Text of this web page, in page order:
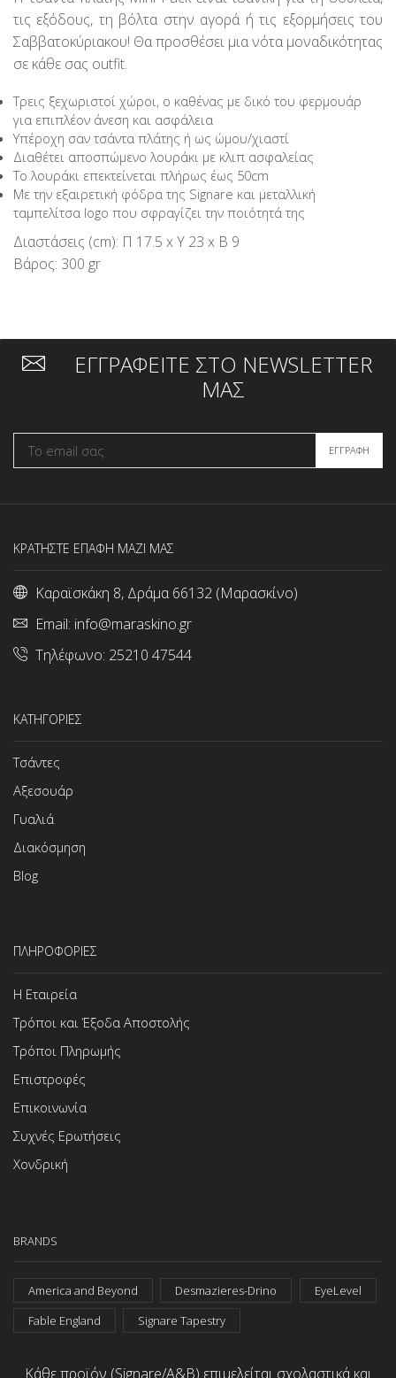
τις εξόδους, τη βόλτα στην αγορά ή τις εξορμήσεις του
Σαββατοκύριακου! Θα προσθέσει μια νότα μοναδικότητας
σε κάθε σας outfit.
Τρεις ξεχωριστοί χώροι, ο καθένας με δικό του φερμουάρ
για επιπλέον άνεση και ασφάλεια
Υπέροχη σαν τσάντα πλάτης ή ως ώμου/χιαστί
Διαθέτει αποσπώμενο λουράκι με κλιπ ασφαλείας
Το λουράκι επεκτείνεται πλήρως έως 50cm
Με την εξαιρετική φόδρα της Signare και μεταλλική
ταμπελίτσα logo που σφραγίζει την ποιότητά της
Διαστάσεις (cm): Π 17.5 x Υ 23 x Β 9
Βάρος: 300 gr
ΕΓΓΡΑΦΕΙΤΕ ΣΤΟ NEWSLETTER
ΜΑΣ
ΚΡΑΤΗΣΤΕ ΕΠΑΦΗ ΜΑΖΙ ΜΑΣ
Καραϊσκάκη 8, Δράμα 66132 (Μαρασκίνο)
Email: info@maraskino.gr
Τηλέφωνο: 25210 47544
ΚΑΤΗΓΟΡΙΕΣ
Τσάντες
Αξεσουάρ
Γυαλιά
Διακόσμηση
Blog
ΠΛΗΡΟΦΟΡΙΕΣ
Η Εταιρεία
Τρόποι και Έξοδα Αποστολής
Τρόποι Πληρωμής
Επιστροφές
Επικοινωνία
Συχνές Ερωτήσεις
Χονδρική
BRANDS
America and Beyond Desmazieres-Drino
EyeLevel
Fable England
Signare Tapestry
Κάθε προϊόν (Signare/A&B) επιμελείται σχολαστικά και